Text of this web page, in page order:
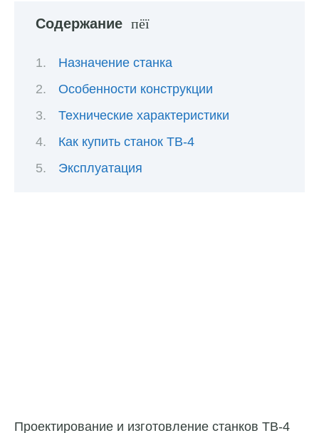
Содержание
Назначение станка
Особенности конструкции
Технические характеристики
Как купить станок ТВ-4
Эксплуатация
Проектирование и изготовление станков ТВ-4